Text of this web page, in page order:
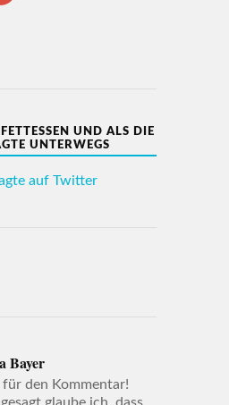
UND ALS DIE
UNTERWEGS
auf Twitter
Bayer
für den Kommentar!
glaube ich, dass